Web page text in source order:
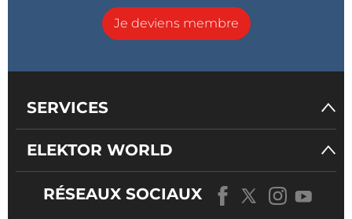
Je deviens membre
SERVICES
ELEKTOR WORLD
RÉSEAUX SOCIAUX